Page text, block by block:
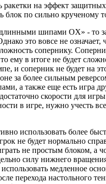
ракетки на эффект
блок по сильно крученому
шипами OX» - то
это вовсе не
сопернику.
в итоге не будет
и соперник не будет на
за более сильным
а также еще есть игра
скорости для
в игре, нужно учесть
использовать более
не будет нормально
не простым блоком, а
силу нижнего
медленное
перехода настольного